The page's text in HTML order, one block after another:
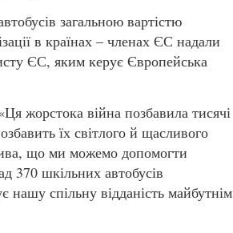
загальною вартістю
в країнах – членах ЄС надали
ЄС, яким керує Європейська
жорстока війна позбавила тисячі
їх світлого й щасливого
що ми можемо допомогти
370 шкільних автобусів
спільну відданість майбутнім